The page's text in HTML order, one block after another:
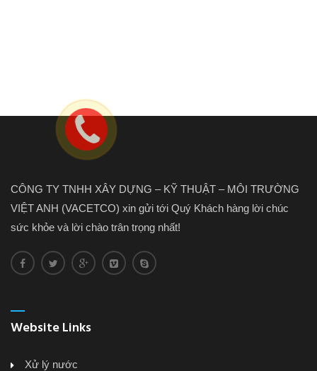
CÔNG TY TNHH XÂY DỰNG – KỸ THUẬT – MÔI TRƯỜNG
VIỆT ANH (VACETCO) xin gửi tới Quý Khách hàng lời chúc
sức khỏe và lời chào trân trọng nhất!
Website Links
Xử lý nước